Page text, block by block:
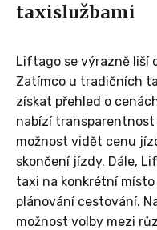
taxislužbami
Liftago se výrazně liší
Zatímco u tradičních
získat přehled o
nabízí
možnost vidět cenu
skončení jízdy. Dále,
taxi na konkrétní
plánování cestování.
možnost volby mezi